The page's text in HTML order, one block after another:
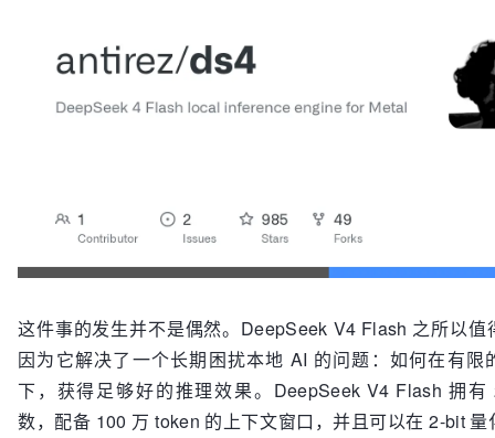
这件事的发生并不是偶然。DeepSeek V4 Flash 之所以值
因为它解决了一个长期困扰本地 AI 的问题：如何在有限
下，获得足够好的推理效果。DeepSeek V4 Flash 拥有
数，配备 100 万 token 的上下文窗口，并且可以在 2-bit 量